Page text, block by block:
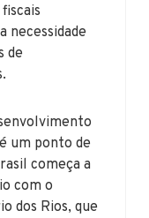
necessidade
de
um ponto de
começa a
com o
dos Rios, que